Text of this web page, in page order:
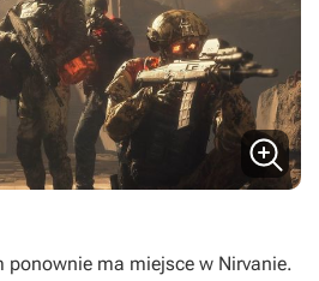
ponownie ma miejsce w Nirvanie.